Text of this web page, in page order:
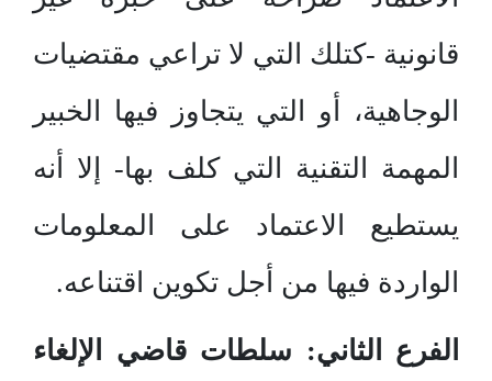
قانونية -كتلك التي لا تراعي مقتضيات
الوجاهية، أو التي يتجاوز فيها الخبير
المهمة التقنية التي كلف بها- إلا أنه
يستطيع الاعتماد على المعلومات
الواردة فيها من أجل تكوين اقتناعه.
الفرع الثاني: سلطات قاضي الإلغاء